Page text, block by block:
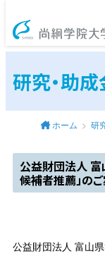
研究・助
ホーム 研
公益財団法人 富
候補者推薦」の
公益財団法人 富山